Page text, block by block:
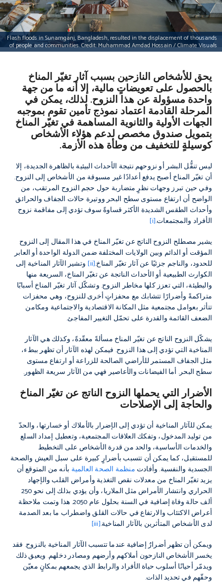
Flash floods in Sunamganj, Bangladesh, resulted in the displacement of thousands
of people and communities. Credit: Muhammad Amdad Hossain / Climate Visuals
يحق للأشخاص النازحين بسبب آثار تغيّر المناخ
بالحصول على تعويضاتٍ مالية، إلا أنه ما من جهة
واحدة مسؤولة عن هذا النزوح. لذلك، يمكن في
المرحلة القادمة اعتماد نموذج تأمين تقوم بموجبه
الجهات الأولية والثانوية المساهمة في تغيّر المناخ
بتمويل صندوق مخصص لدعم هؤلاء الأشخاص
كوسيلةٍ للتخفيف من وطأة هذه الأزمة.
ليس تنقُّل البشر أو نزوحهم نتيجة الأحداث البيئية بالظاهرة الجديدة، إلا
أن تغيّر المناخ أصبح يدفع أعدادًا غير مسبوقة من الأشخاص إلى النزوح.
وفي حين تبرز وجهات نظرٍ متضاربة حول حجم النزوح المرتقب، من
الواضح أن ارتفاع مستوى سطح البحر ووتيرة حالات الجفاف والحرائق
وأحداث الطقس الشديدة الأكثر قساوةً سوف تؤدي إلى مفاقمة نزوح
الأفراد والمجتمعات.[i]
يشير مصطلح النزوح الناتج عن تغيّر المناخ في هذا المقال إلى النزوح
المؤقت أو الدائم وبين الولايات المختلفة ضمن الدولة الواحدة أو العابر
للحدود، والناجم جزئيًا عن آثار تغيّر المناخ.[ii]
وتشير الآثار المناخية إلى
الكوارث الطبيعية أو الأحداث الناتجة عن تغيّر المناخ، السريعة منها
والبطيئة، التي تعزز كلها مخاطر النزوح. وتشكّل آثار تغيّر المناخ أسبابًا
متراكمةً وأضرارًا تتشابك مع محفزاتٍ أخرى للنزوح، وهي محفزات
تتأثر بعوامل مجتمعية مثل المكانة الاقتصادية والاجتماعية ومكامن
الضعف القائمة والقدرة على تحمّل التغيير المفاجئ.
يشكّل النزوح الناتج عن تغيّر المناخ مسألةً معقّدةً، وكذلك هي الآثار
المناخية التي تؤدي إلى هذا النزوح. فيمكن لهذه الآثار أن تظهر ببطء،
مثل الجفاف المستمر للأراضي الصالحة للزراعة أو ارتفاع مستوى
سطح البحر. أما الفيضانات والأعاصير فهي من الآثار سريعة الظهور.
الأضرار التي يحملها النزوح الناتج عن تغيّر المناخ
والحاجة إلى الإصلاحات
يمكن للآثار المناخية أن تؤدي إلى الإضرار بالأملاك أو خسارتها، والحدّ
من توليد المدخول، وتفكك العلاقات المجتمعية، وتعطيل إمداد السلع
والخدمات الأساسية، والحد من قدرة الأشخاص على التخطيط
للمستقبل، كما يمكن أن تتسبب بأضرارٍ كبيرة على سبل العيش والصحة
الجسدية والنفسية. وأفادت منظمة الصحة العالمية بأنه من المتوقع أن
يزيد تغيّر المناخ من معدلات نقص التغذية وأمراض القلب والإجهاد
الحراري وانتشار الأمراض مثل الملاريا، وأن يؤدي بذلك إلى نحو 250
ألف حالة وفاة إضافية في السنة بحلول عام 2050. هذا وتمت ملاحظة
أعراض الاكتئاب والارتفاع في حالات القلق واضطراب ما بعد الصدمة
لدى الأشخاص المتأثرين بالآثار المناخية.[iii]
ويمكن أن تظهر أضرارٌ إضافية عندما تتسبب الآثار المناخية بالنزوح. فقد
يخسر الأشخاص النازحون أملاكهم وأرضهم ومصادر دخلهم. ويعيق ذلك
ويدمّر أحيانًا أسلوب حياة الأفراد والرابط الذي يجمعهم بمكانٍ معيّن
وحقّهم في تحديد الذات.